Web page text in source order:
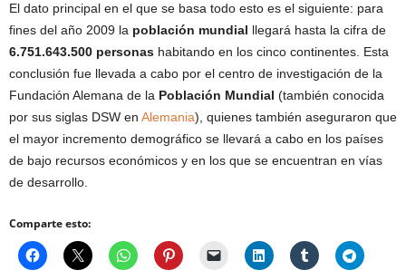
El dato principal en el que se basa todo esto es el siguiente: para
fines del año 2009 la población mundial llegará hasta la cifra de
6.751.643.500 personas habitando en los cinco continentes. Esta
conclusión fue llevada a cabo por el centro de investigación de la
Fundación Alemana de la Población Mundial (también conocida
por sus siglas DSW en Alemania), quienes también aseguraron que
el mayor incremento demográfico se llevará a cabo en los países
de bajo recursos económicos y en los que se encuentran en vías
de desarrollo.
Comparte esto: